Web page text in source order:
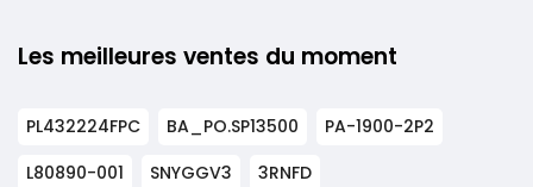
Les meilleures ventes du moment
PL432224FPC BA_PO.SP13500
PA-1900-2P2
L80890-001
SNYGGV3 3RNFD